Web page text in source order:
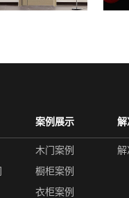
案例展示
木门案例
橱柜案例
衣柜案例
解
解